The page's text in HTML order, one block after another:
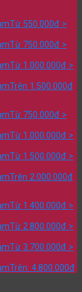
Từ 550.000đ >
Từ 750.000đ >
Từ 1.000.000đ >
Trên 1.500.000đ
Từ 750.000đ >
Từ 1.000.000đ >
Từ 1.500.000đ >
Trên 2.000.000đ
Từ 1.400.000đ >
Từ 2.800.000đ >
Từ 3.700.000đ >
Trên: 4.800.000đ